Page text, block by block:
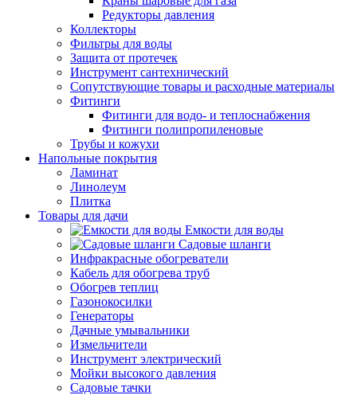
Редукторы давления
Коллекторы
Фильтры для воды
Защита от протечек
Инструмент сантехнический
Сопутствующие товары и расходные материалы
Фитинги
Фитинги для водо- и теплоснабжения
Фитинги полипропиленовые
Трубы и кожухи
Напольные покрытия
Ламинат
Линолеум
Плитка
Товары для дачи
Емкости для воды
Садовые шланги
Инфракрасные обогреватели
Кабель для обогрева труб
Обогрев теплиц
Газонокосилки
Генераторы
Дачные умывальники
Измельчители
Инструмент электрический
Мойки высокого давления
Садовые тачки